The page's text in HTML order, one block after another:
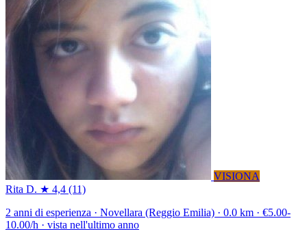
VISIONA
Rita D. ★ 4,4 (11)
2 anni di esperienza · Novellara (Reggio Emilia) · 0.0 km · €5.00-
10.00/h · vista nell'ultimo anno